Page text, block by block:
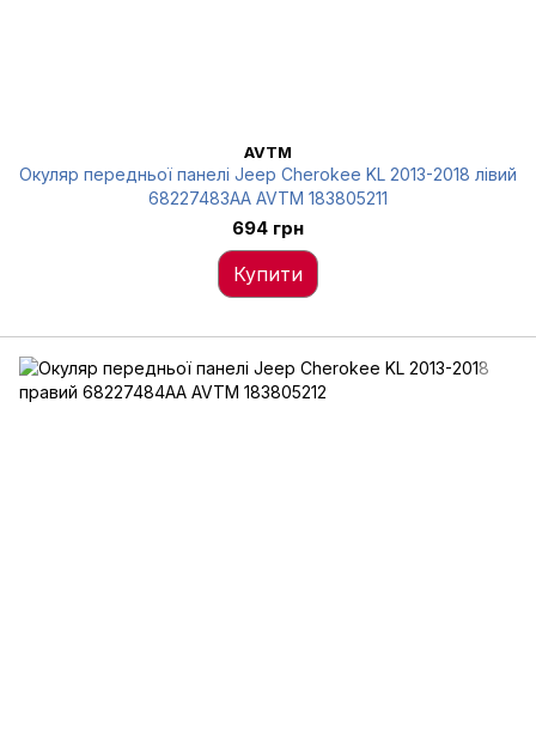
AVTM
Окуляр передньої панелі Jeep Cherokee KL 2013-2018 лівий
68227483AA AVTM 183805211
694 грн
Купити